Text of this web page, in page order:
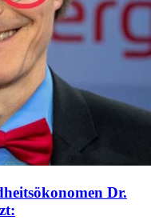
Dr.